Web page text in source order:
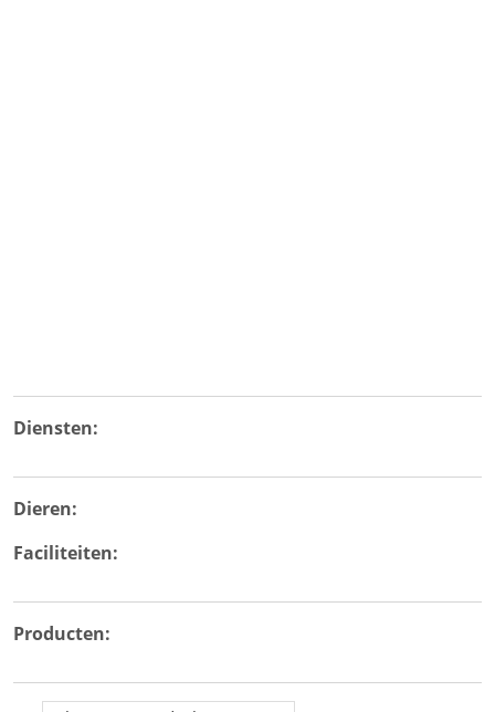
Diensten:
Dieren:
Faciliteiten:
Producten: